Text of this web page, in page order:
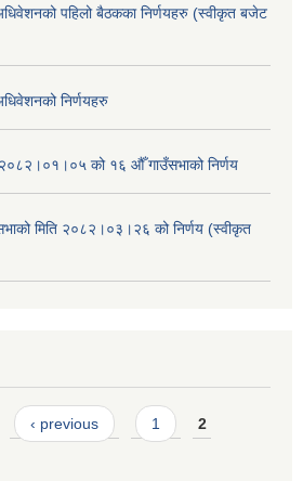
पहिलो बैठकका निर्णयहरु (स्वीकृत बजेट
निर्णयहरु
२०८२।०१।०५ को १६ औँ गाउँसभाको निर्णय
सभाको मिति २०८२।०३।२६ को निर्णय (स्वीकृत
‹ previous 1 2